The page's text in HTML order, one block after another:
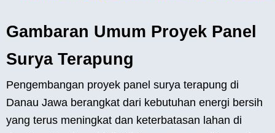
Gambaran Umum Proyek Panel
Surya Terapung
Pengembangan proyek panel surya terapung di
Danau Jawa berangkat dari kebutuhan energi bersih
yang terus meningkat dan keterbatasan lahan di